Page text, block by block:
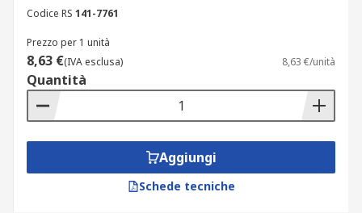
Codice RS 141-7761
Prezzo per 1 unità
8,63 €(IVA esclusa) 8,63 €/unità
Quantità
Aggiungi
Schede tecniche